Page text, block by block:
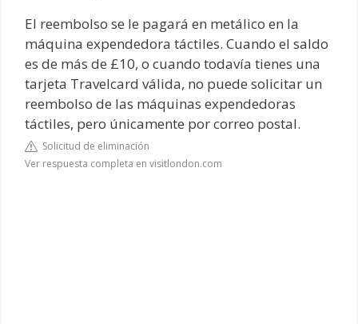
El reembolso se le pagará en metálico en la
máquina expendedora táctiles. Cuando el saldo
es de más de £10, o cuando todavía tienes una
tarjeta Travelcard válida, no puede solicitar un
reembolso de las máquinas expendedoras
táctiles, pero únicamente por correo postal.
Solicitud de eliminación
Ver respuesta completa en visitlondon.com